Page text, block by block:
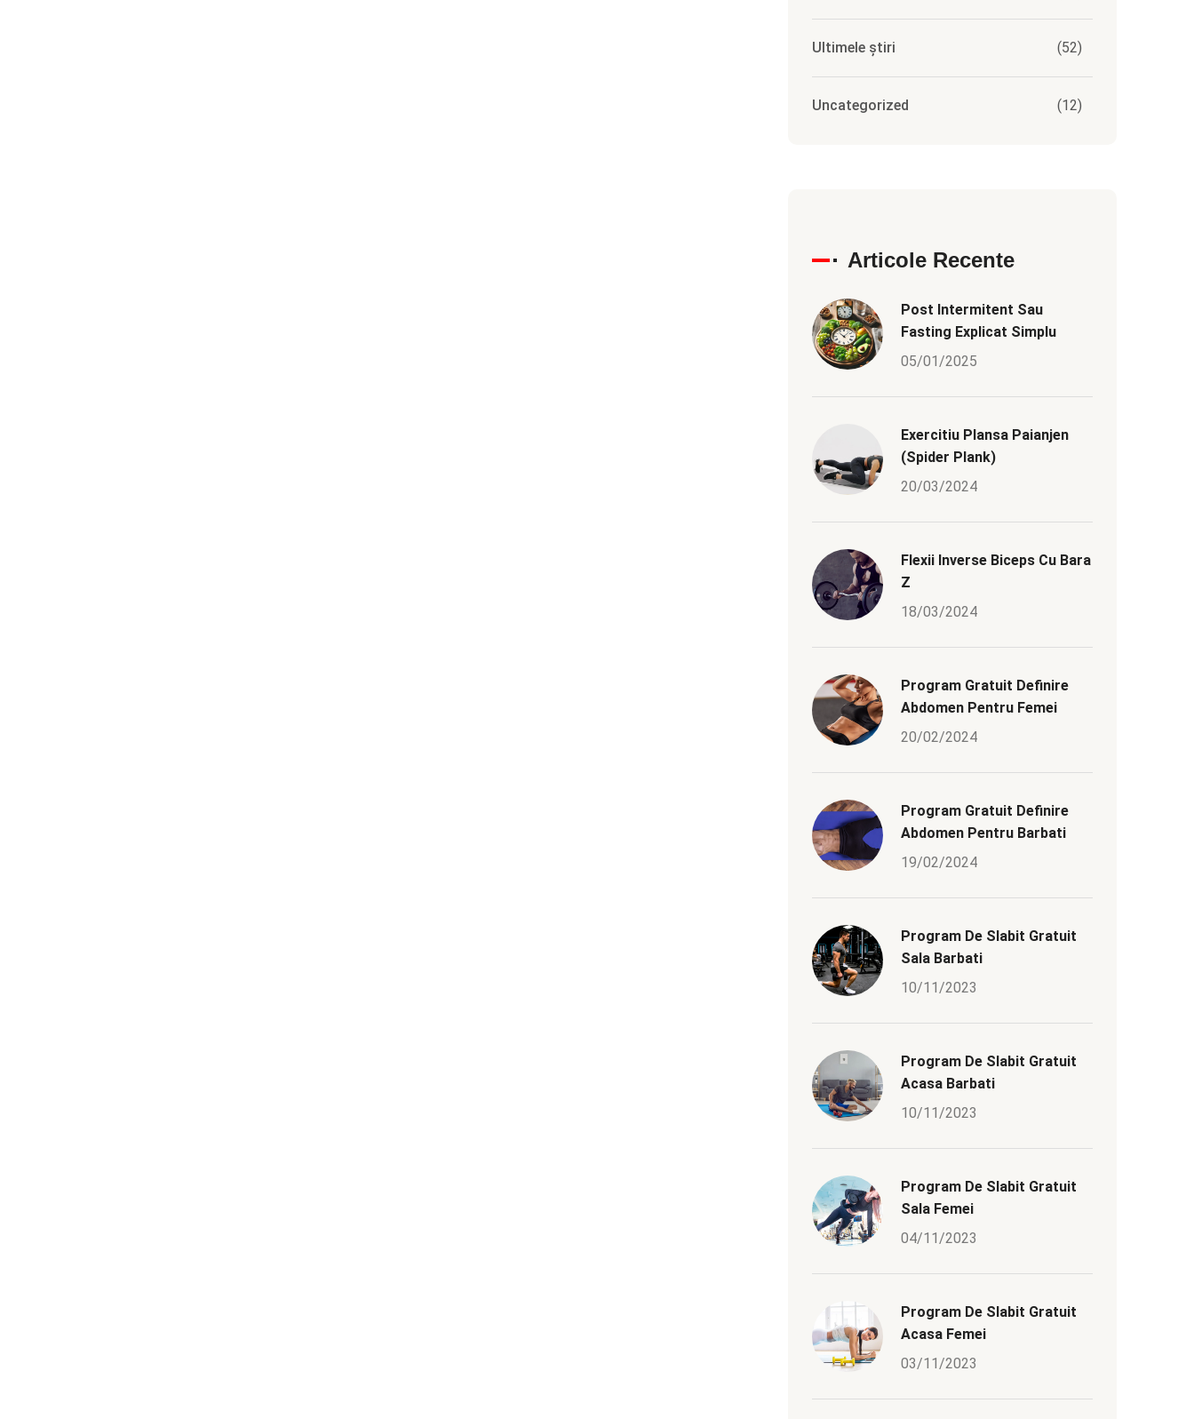
Ultimele știri (52)
Uncategorized (12)
Articole Recente
Post Intermitent Sau
Fasting Explicat Simplu
05/01/2025
Exercitiu Plansa Paianjen
(Spider Plank)
20/03/2024
Flexii Inverse Biceps Cu Bara
Z
18/03/2024
Program Gratuit Definire
Abdomen Pentru Femei
20/02/2024
Program Gratuit Definire
Abdomen Pentru Barbati
19/02/2024
Program De Slabit Gratuit
Sala Barbati
10/11/2023
Program De Slabit Gratuit
Acasa Barbati
10/11/2023
Program De Slabit Gratuit
Sala Femei
04/11/2023
Program De Slabit Gratuit
Acasa Femei
03/11/2023